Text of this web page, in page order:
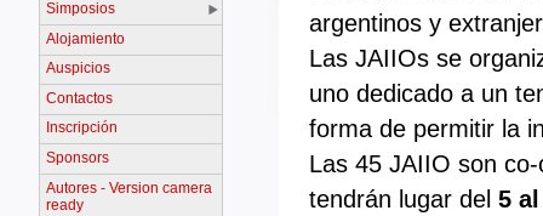
Simposios
Alojamiento
Auspicios
Contactos
Inscripción
Sponsors
Autores - Version camera
ready
argentinos y
Las JAIIOs se
uno dedicado a un
forma de permitir la
Las 45 JAIIO son
tendrán lugar del 5